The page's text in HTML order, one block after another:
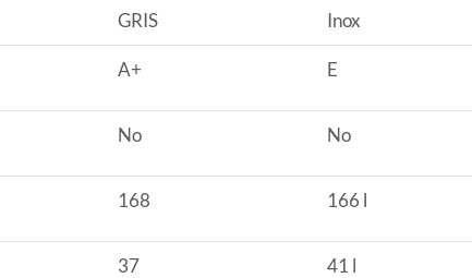
GRIS Inox
A+ E
No No
168 166 l
37 41 l